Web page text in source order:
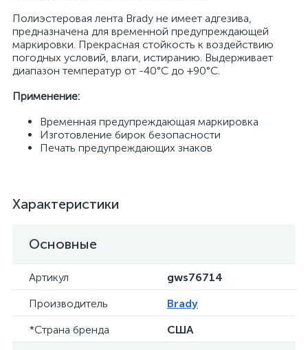
Полиэстеровая лента Brady не имеет адгезива,
предназначена для временной предупреждающей
маркировки. Прекрасная стойкость к воздействию
погодных условий, влаги, истиранию. Выдерживает
диапазон температур от -40°С до +90°С.
Применение:
Временная предупреждающая маркировка
Изготовление бирок безопасности
Печать предупреждающих знаков
Характеристики
Основные
Артикул
gws76714
Производитель
Brady
*Страна бренда
США